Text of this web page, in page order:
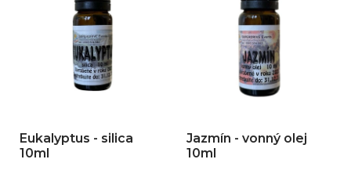
Eukalyptus - silica
10ml
Jazmín - vonný olej
10ml